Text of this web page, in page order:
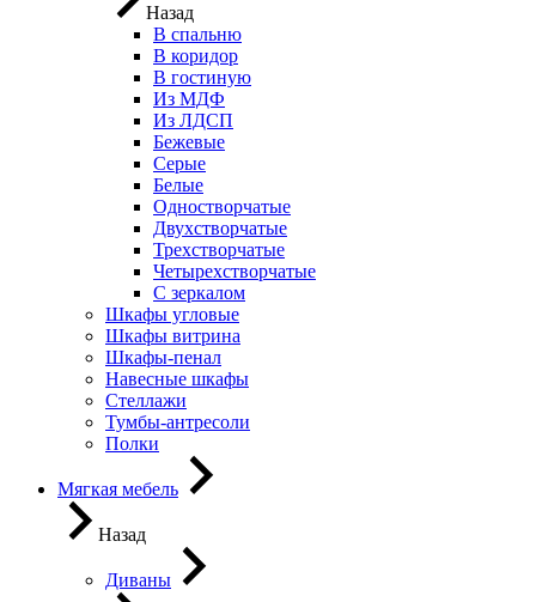
Назад
В спальню
В коридор
В гостиную
Из МДФ
Из ЛДСП
Бежевые
Серые
Белые
Одностворчатые
Двухстворчатые
Трехстворчатые
Четырехстворчатые
С зеркалом
Шкафы угловые
Шкафы витрина
Шкафы-пенал
Навесные шкафы
Стеллажи
Тумбы-антресоли
Полки
Мягкая мебель
Назад
Диваны